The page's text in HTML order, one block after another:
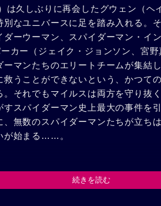
は久しぶりに再会したグウェン（ヘ
別なユニバースに足を踏み入れる。
ダーウーマン、スパイダーマン・イ
カー（ジェイク・ジョンソン、宮
マンたちのエリートチームが集結
うことができないという、かつて
それでもマイルスは両方を守り抜
すスパイダーマン史上最大の事件を
、無数のスパイダーマンたちが立ち
が始まる……。
続きを読む